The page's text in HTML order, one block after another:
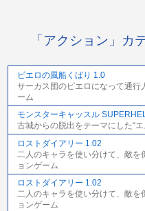
「アクション」カ
ピエロの風船くばり 1.0
サーカス団のピエロになって通行
ーム
モンスターキャッスル
古城からの脱出をテーマにした“
ロストダイアリー 1.02
二人のキャラを使い分けて、敵
ョンゲーム
ロストダイアリー 1.02
二人のキャラを使い分けて、敵を
ョンゲーム